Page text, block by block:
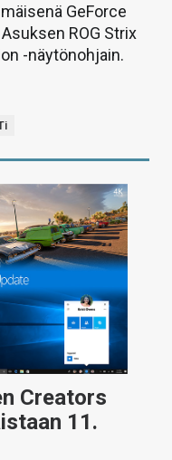
GeForce
ROG Strix
-näytönohjain.
Creators
11.